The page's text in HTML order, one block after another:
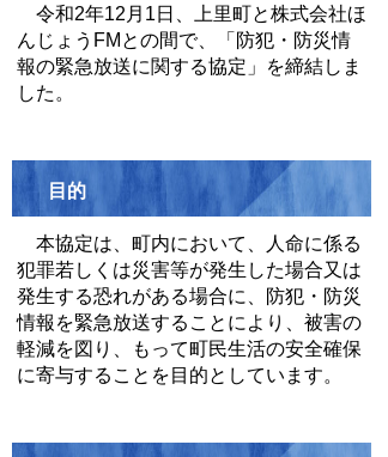
令和2年12月1日、上里町と株式会社ほ
んじょうFMとの間で、「防犯・防災情
報の緊急放送に関する協定」を締結しま
した。
目的
本協定は、町内において、人命に係る
犯罪若しくは災害等が発生した場合又は
発生する恐れがある場合に、防犯・防災
情報を緊急放送することにより、被害の
軽減を図り、もって町民生活の安全確保
に寄与することを目的としています。